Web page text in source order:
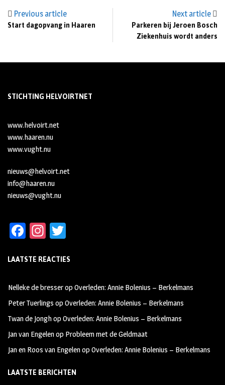
Previous article
Start dagopvang in Haaren
Next article
Parkeren bij Jeroen Bosch
Ziekenhuis wordt anders
STICHTING HELVOIRTNET
www.helvoirt.net
www.haaren.nu
www.vught.nu
nieuws@helvoirt.net
info@haaren.nu
nieuws@vught.nu
Fa
b
oo
k
In
ag
m
tt
LAATSTE REACTIES
Nelleke de bresseropOverleden: Annie Bolenius – Berkelmans
Peter Tuerlings opOverleden: Annie Bolenius – Berkelmans
Twan de JonghopOverleden: Annie Bolenius – Berkelmans
Jan van Engelenop Probleem met de Geldmaat
Jan en Roos van EngelenopOverleden: Annie Bolenius – Berkelmans
LAATSTE BERICHTEN